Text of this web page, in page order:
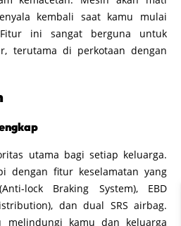
kembali saat kamu mulai
ini sangat berguna untuk
terutama di perkotaan dengan
utama bagi setiap keluarga.
dengan fitur keselamatan yang
lock Braking System), EBD
dan dual SRS airbag.
melindungi kamu dan keluarga